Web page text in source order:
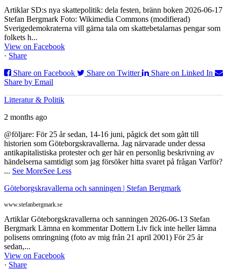
Artiklar SD:s nya skattepolitik: dela festen, bränn boken 2026-06-17
Stefan Bergmark Foto: Wikimedia Commons (modifierad)
Sverigedemokraterna vill gärna tala om skattebetalarnas pengar som
folkets h...
View on Facebook
· Share
Share on Facebook
Share on Twitter
Share on Linked In
Share by Email
Litteratur & Politik
2 months ago
@följare: För 25 år sedan, 14-16 juni, pågick det som gått till
historien som Göteborgskravallerna. Jag närvarade under dessa
antikapitalistiska protester och ger här en personlig beskrivning av
händelserna samtidigt som jag försöker hitta svaret på frågan Varför?
... See MoreSee Less
Göteborgskravallerna och sanningen | Stefan Bergmark
www.stefanbergmark.se
Artiklar Göteborgskravallerna och sanningen 2026-06-13 Stefan
Bergmark Lämna en kommentar Dottern Liv fick inte heller lämna
polisens omringning (foto av mig från 21 april 2001) För 25 år
sedan,...
View on Facebook
· Share